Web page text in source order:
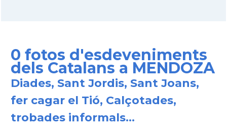
0 fotos d'esdeveniments
dels Catalans a MENDOZA
Diades, Sant Jordis, Sant Joans,
fer cagar el Tió, Calçotades,
trobades informals...